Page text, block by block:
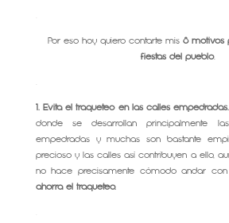
Por eso hoy quiero contarte mis 8 motivos
fiestas del pueblo.
.
1. Evita el traqueteo en las calles empedradas.
donde se desarrollan principalmente
empedradas y muchas son bastante
precioso y las calles así contribuyen a ello,
no hace precisamente cómodo andar con
ahorra el traqueteo.